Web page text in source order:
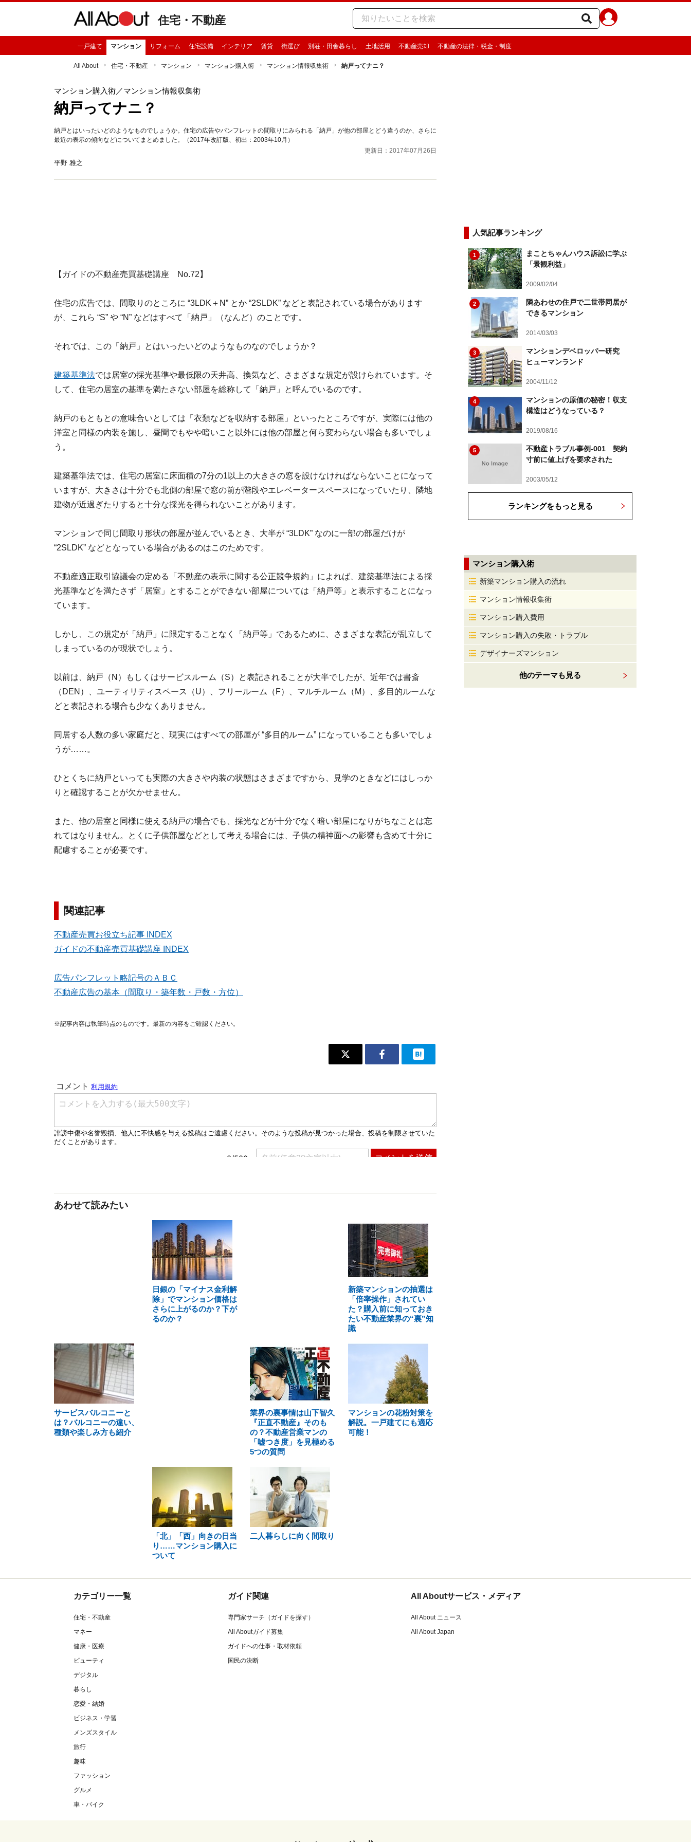
住宅・不動産
一戸建て マンション リフォーム 住宅設備 インテリア 賃貸 街選び 別荘・田舎暮らし 土地活用 不動産売却 不動産の法律・税金・制度
All About 住宅・不動産 マンション マンション購入術 マンション情報収集術 納戸ってナニ？
マンション購入術／マンション情報収集術
納戸ってナニ？
納戸とはいったいどのようなものでしょうか。住宅の広告やパンフレットの間取りにみられる「納戸」が他の部屋とどう違うのか、さらに
最近の表示の傾向などについてまとめました。（2017年改訂版、初出：2003年10月）
更新日：2017年07月26日
平野 雅之
【ガイドの不動産売買基礎講座 No.72】
住宅の広告では、間取りのところに “3LDK＋N” とか “2SLDK” などと表記されている場合があります
が、これら “S” や “N” などはすべて「納戸」（なんど）のことです。
それでは、この「納戸」とはいったいどのようなものなのでしょうか？
建築基準法では居室の採光基準や最低限の天井高、換気など、さまざまな規定が設けられています。そ
して、住宅の居室の基準を満たさない部屋を総称して「納戸」と呼んでいるのです。
納戸のもともとの意味合いとしては「衣類などを収納する部屋」といったところですが、実際には他の
洋室と同様の内装を施し、昼間でもやや暗いこと以外には他の部屋と何ら変わらない場合も多いでしょ
う。
建築基準法では、住宅の居室に床面積の7分の1以上の大きさの窓を設けなければならないことになって
いますが、大きさは十分でも北側の部屋で窓の前が階段やエレベータースペースになっていたり、隣地
建物が近過ぎたりすると十分な採光を得られないことがあります。
マンションで同じ間取り形状の部屋が並んでいるとき、大半が “3LDK” なのに一部の部屋だけが
“2SLDK” などとなっている場合があるのはこのためです。
不動産適正取引協議会の定める「不動産の表示に関する公正競争規約」によれば、建築基準法による採
光基準などを満たさず「居室」とすることができない部屋については「納戸等」と表示することになっ
ています。
しかし、この規定が「納戸」に限定することなく「納戸等」であるために、さまざまな表記が乱立して
しまっているのが現状でしょう。
以前は、納戸（N）もしくはサービスルーム（S）と表記されることが大半でしたが、近年では書斎
（DEN）、ユーティリティスペース（U）、フリールーム（F）、マルチルーム（M）、多目的ルームな
どと表記される場合も少なくありません。
同居する人数の多い家庭だと、現実にはすべての部屋が “多目的ルーム” になっていることも多いでしょ
うが……。
ひとくちに納戸といっても実際の大きさや内装の状態はさまざまですから、見学のときなどにはしっか
りと確認することが欠かせません。
また、他の居室と同様に使える納戸の場合でも、採光などが十分でなく暗い部屋になりがちなことは忘
れてはなりません。とくに子供部屋などとして考える場合には、子供の精神面への影響も含めて十分に
配慮することが必要です。
関連記事
不動産売買お役立ち記事 INDEX
ガイドの不動産売買基礎講座 INDEX
広告パンフレット略記号のＡＢＣ
不動産広告の基本（間取り・築年数・戸数・方位）
※記事内容は執筆時点のものです。最新の内容をご確認ください。
あわせて読みたい
日銀の「マイナス金利解
除」でマンション価格は
さらに上がるのか？下が
るのか？
新築マンションの抽選は
「倍率操作」されてい
た？購入前に知っておき
たい不動産業界の“裏”知
識
サービスバルコニーと
は？バルコニーの違い、
種類や楽しみ方も紹介
業界の裏事情は山下智久
『正直不動産』そのも
の？不動産営業マンの
「嘘つき度」を見極める
5つの質問
マンションの花粉対策を
解説。一戸建てにも適応
可能！
「北」「西」向きの日当
り……マンション購入に
ついて
二人暮らしに向く間取り
人気記事ランキング
1
まことちゃんハウス訴訟に学ぶ
「景観利益」
2009/02/04
2
隣あわせの住戸で二世帯同居が
できるマンション
2014/03/03
3
マンションデベロッパー研究
ヒューマンランド
2004/11/12
4
マンションの原価の秘密！収支
構造はどうなっている？
2019/08/16
5
不動産トラブル事例-001 契約
寸前に値上げを要求された
2003/05/12
ランキングをもっと見る
マンション購入術
新築マンション購入の流れ
マンション情報収集術
マンション購入費用
マンション購入の失敗・トラブル
デザイナーズマンション
他のテーマも見る
カテゴリー一覧
住宅・不動産
マネー
健康・医療
ビューティ
デジタル
暮らし
恋愛・結婚
ビジネス・学習
メンズスタイル
旅行
趣味
ファッション
グルメ
車・バイク
ガイド関連
専門家サーチ（ガイドを探す）
All Aboutガイド募集
ガイドへの仕事・取材依頼
国民の決断
All Aboutサービス・メディア
All About ニュース
All About Japan